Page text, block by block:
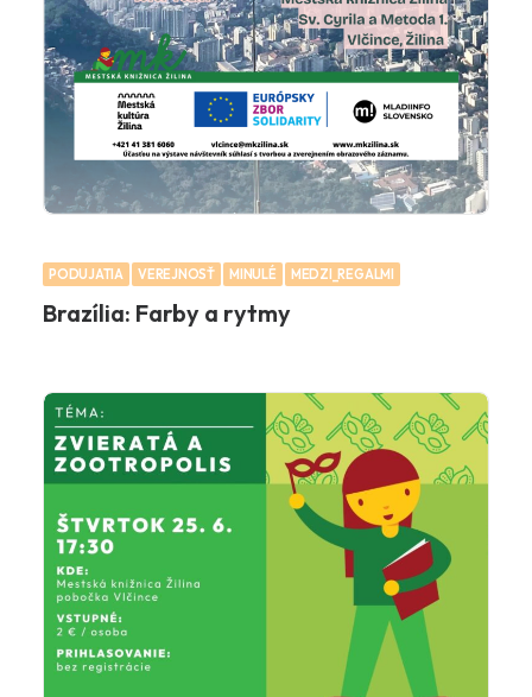
PODUJATIA VEREJNOSŤ MINULÉ MEDZI_REGALMI
Brazília: Farby a rytmy